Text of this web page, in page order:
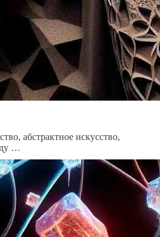
абстрактное искусство,
…